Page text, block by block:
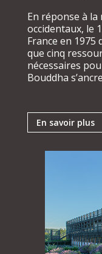
En réponse à
occidentaux, le
France en 1975
que cinq
nécessaires
Bouddha
En savoir plus